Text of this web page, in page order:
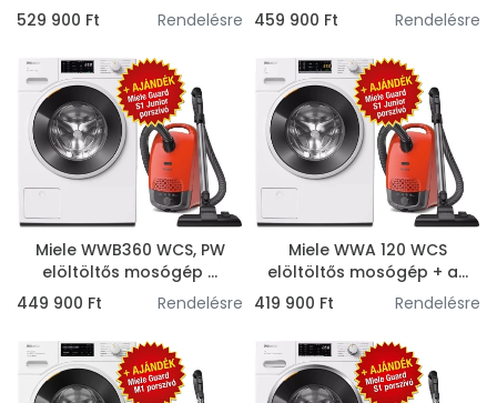
529 900 Ft
Rendelésre 459 900 Ft
Rendelésre
Miele WWB360 WCS, PW
elöltöltős mosógép ...
449 900 Ft
Rendelésre
Miele WWA 120 WCS
elöltöltős mosógép + a...
419 900 Ft
Rendelésre